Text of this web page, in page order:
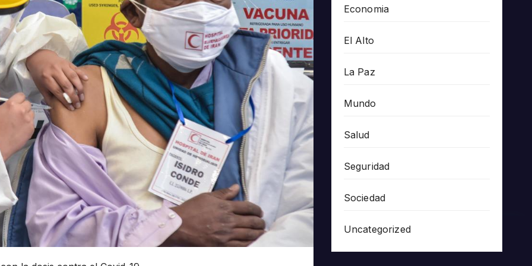
Economia
El Alto
La Paz
Mundo
Salud
Seguridad
Sociedad
Uncategorized